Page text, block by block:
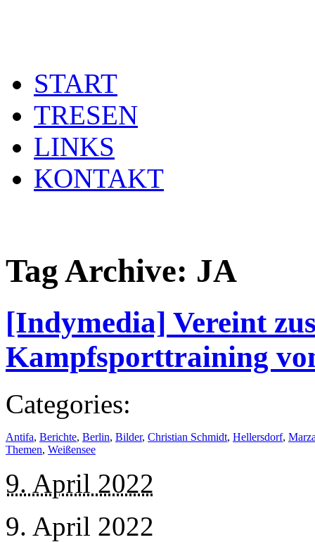
START
TRESEN
LINKS
KONTAKT
Tag Archive: JA
[Indymedia] Vereint
Kampfsporttraining
Categories:
Antifa, Berichte, Berlin, Bilder, Christian Schmidt, Hellersdorf,
Themen, Weißensee
9. April 2022
9. April 2022